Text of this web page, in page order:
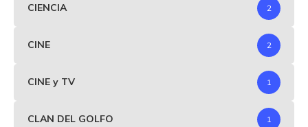
CIENCIA 2
CINE 2
CINE y TV 1
CLAN DEL GOLFO 1